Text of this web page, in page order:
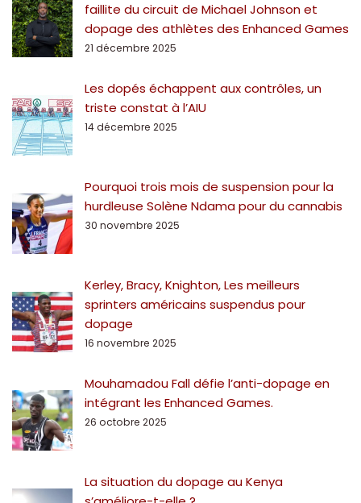
faillite du circuit de Michael Johnson et
dopage des athlètes des Enhanced Games
21 décembre 2025
Les dopés échappent aux contrôles, un
triste constat à l’AIU
14 décembre 2025
Pourquoi trois mois de suspension pour la
hurdleuse Solène Ndama pour du cannabis
30 novembre 2025
Kerley, Bracy, Knighton, Les meilleurs
sprinters américains suspendus pour
dopage
16 novembre 2025
Mouhamadou Fall défie l’anti-dopage en
intégrant les Enhanced Games.
26 octobre 2025
La situation du dopage au Kenya